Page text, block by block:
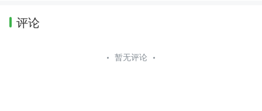
评论
暂无评论